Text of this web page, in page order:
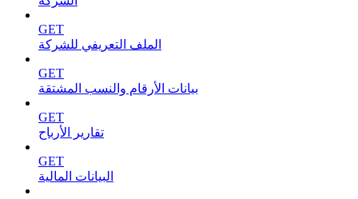
GET
الملف التعريفي للشركة
GET
بيانات الأرقام والنسب المشتقة
GET
تقارير الأرباح
GET
البيانات المالية